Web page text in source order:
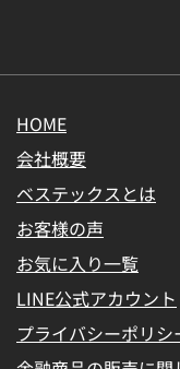
HOME
会社概要
ベステックスとは
お客様の声
お気に入り一覧
LINE公式アカウント
プライバシーポリシ